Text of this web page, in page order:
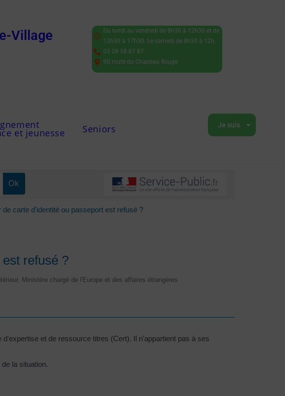
Village
Du lundi au vendredi de 8h30 à 12h30 et de
13h30 à 17h30. Le samedi de 8h30 à 12h.
03 28 58 87 87
90 route du Chapeau Rouge
et jeunesse Seniors Je suis
carte d'identité ou passeport est refusé ?
refusé ?
Ministère chargé de l'Europe et des affaires étrangères
et de ressource titres (Cert). Il n'appartient pas à ses
la situation.